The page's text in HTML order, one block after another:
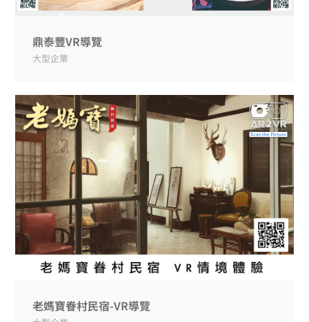
鼎泰豐VR導覽
大型企業
老媽寶眷村民宿-VR導覽